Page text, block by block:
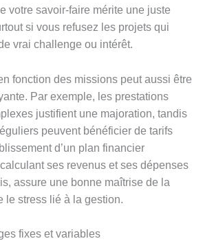
votre savoir-faire mérite une juste
si vous refusez les projets qui
vrai challenge ou intérêt.
fonction des missions peut aussi être
Par exemple, les prestations
justifient une majoration, tandis
peuvent bénéficier de tarifs
d’un plan financier
ses revenus et ses dépenses
assure une bonne maîtrise de la
le stress lié à la gestion.
fixes et variables